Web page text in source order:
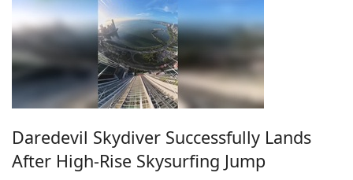
Daredevil Skydiver Successfully Lands
After High-Rise Skysurfing Jump